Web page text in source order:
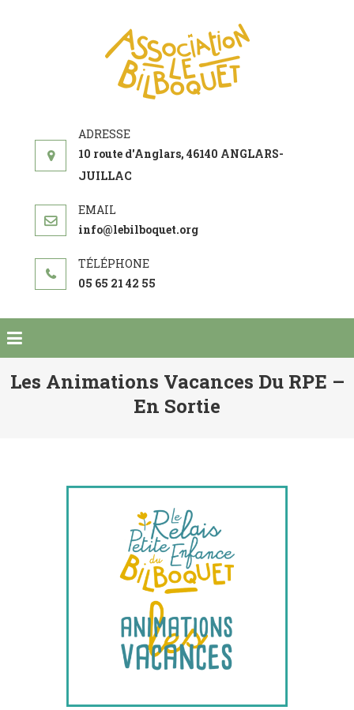
10 route d'Anglars, 46140 ANGLARS-
JUILLAC
info@lebilboquet.org
05 65 21 42 55
Les Animations Vacances Du RPE –
En Sortie